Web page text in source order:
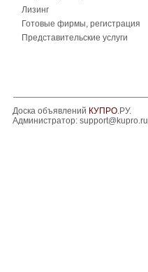
Лизинг
Готовые фирмы, регистрация
Представительские услуги
Доска объявлений КУПРО.РУ.
Администратор: support@kupro.ru